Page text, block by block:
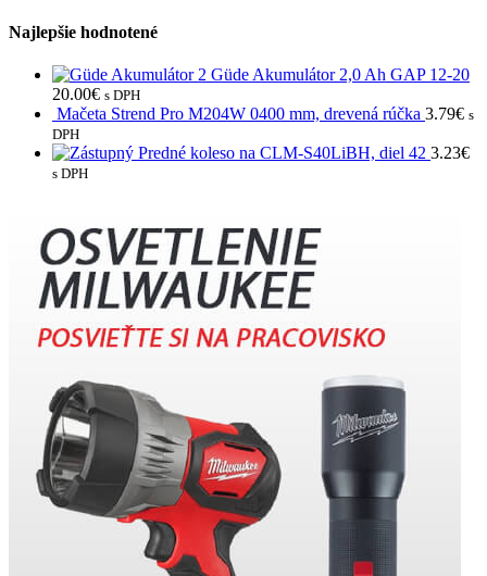
Najlepšie hodnotené
Güde Akumulátor 2,0 Ah GAP 12-20
20.00€ s DPH
Mačeta Strend Pro M204W 0400 mm, drevená rúčka 3.79€ s
DPH
Predné koleso na CLM-S40LiBH, diel 42 3.23€
s DPH